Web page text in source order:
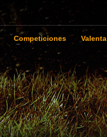
Competiciones Valenta